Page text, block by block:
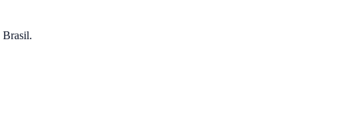
Brasil.